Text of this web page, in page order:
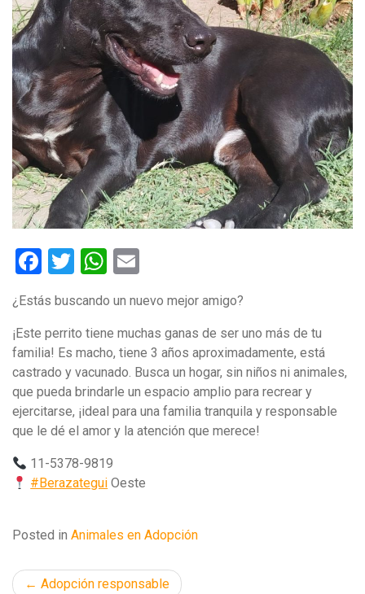
Facebook
TwitterWhatsApp
¿Estás buscando un nuevo mejor amigo?
¡Este perrito tiene muchas ganas de ser uno más de tu
familia! Es macho, tiene 3 años aproximadamente, está
castrado y vacunado. Busca un hogar, sin niños ni animales,
que pueda brindarle un espacio amplio para recrear y
ejercitarse, ¡ideal para una familia tranquila y responsable
que le dé el amor y la atención que merece!
11-5378-9819
#Berazategui Oeste
Posted in Animales en Adopción
Navegación
Adopción responsable